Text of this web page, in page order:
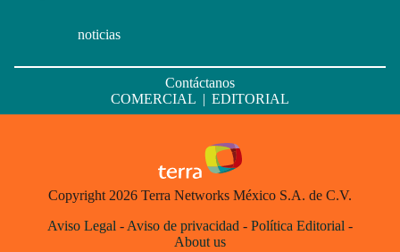
noticias
Contáctanos
COMERCIAL | EDITORIAL
Copyright 2026 Terra Networks México S.A. de C.V.
Aviso Legal - Aviso de privacidad - Política Editorial -
About us